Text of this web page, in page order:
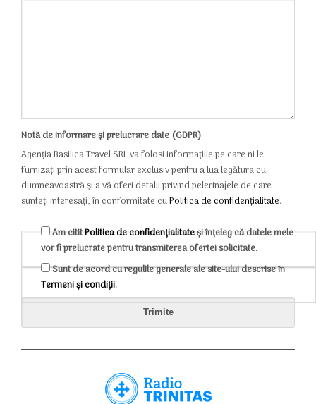
Notă de informare și prelucrare date (GDPR)
Agenția Basilica Travel SRL va folosi informațiile pe care ni le
furnizați prin acest formular exclusiv pentru a lua legătura cu
dumneavoastră și a vă oferi detalii privind pelerinajele de care
sunteți interesați, în conformitate cuPolitica de confidențialitate.
Am cititPolitica de confidențialitateși înțeleg că datele mele
vor fi prelucrate pentru transmiterea ofertei solicitate.
Sunt de acord cu regulile generale ale site-ului descrise în
Termeni și condiții.